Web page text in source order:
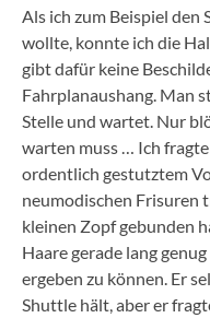
Als ich zum Beispiel
wollte, konnte ich die
gibt dafür keine
Fahrplanaushang. Man
Stelle und wartet. Nur
warten muss … Ich
ordentlich gestutztem
neumodischen Frisuren
kleinen Zopf gebunden
Haare gerade lang
ergeben zu können. Er
Shuttle hält, aber er